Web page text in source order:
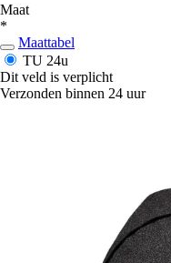
Maat
*
Maattabel
TU 24u
Dit veld is verplicht
Verzonden binnen 24 uur